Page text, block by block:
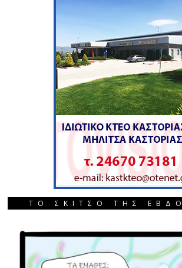
ΤΟ ΣΚΙΤΣΟ ΤΗΣ